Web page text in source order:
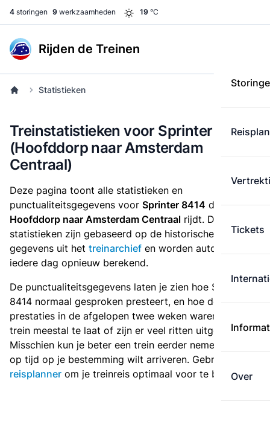
4 storingen 9 werkzaamheden 19 °C
Rijden de Treinen
Tickets
Over
Statistieken
Treinstatistieken voor Sprinter 8414
(Hoofddorp naar Amsterdam
Centraal)
Deze pagina toont alle statistieken en
punctualiteitsgegevens voor Sprinter 8414 dievan
Hoofddorp naar Amsterdam Centraal rijdt. Deze
statistieken zijn gebaseerd op de historische
gegevens uit het treinarchief en worden automatisch
iedere dag opnieuw berekend.
De punctualiteitsgegevens laten je zien hoe Sprinter
8414 normaal gesproken presteert, en hoe de
prestaties in de afgelopen twee weken waren. Is deze
trein meestal te laat of zijn er veel ritten uitgevallen?
Misschien kun je beter een trein eerder nemen als je
op tijd op je bestemming wilt arriveren. Gebruik de
reisplanner om je treinreis optimaal voor te bereiden.